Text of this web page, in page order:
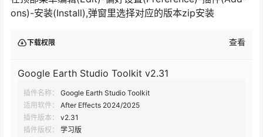
ons)-安装(Install),弹窗里选择对应的版本zip安装
下载权限 查看
Google Earth Studio Toolkit v2.31
插件名称：
Google Earth Studio Toolkit
适用软件：
After Effects 2024/2025
插件版本：
v2.31
插件版权：
学习版